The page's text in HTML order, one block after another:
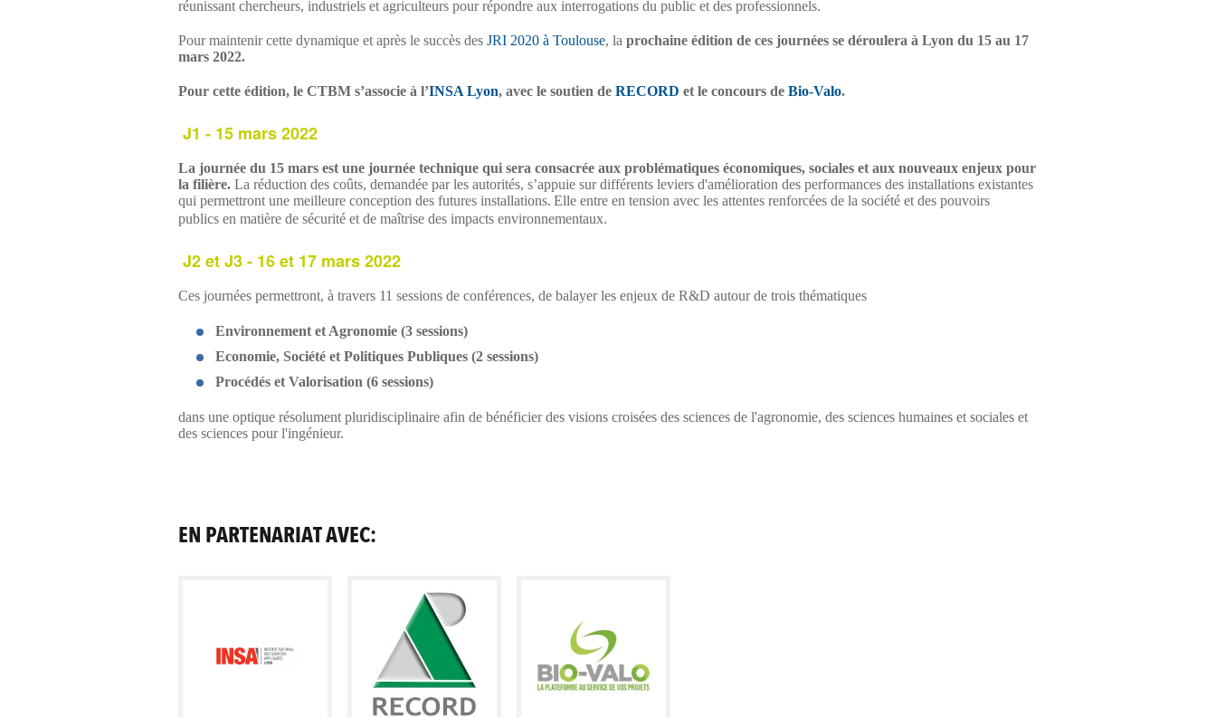
réunissant chercheurs, industriels et agriculteurs pour répondre aux interrogations du public et des professionnels.
Pour maintenir cette dynamique et après le succès des JRI 2020 à Toulouse, la prochaine édition de ces journées se déroulera à Lyon du 15 au 17
mars 2022.
Pour cette édition, le CTBM s’associe à l’INSA Lyon, avec le soutien de RECORD et le concours de Bio-Valo.
J1 - 15 mars 2022
La journée du 15 mars est une journée technique qui sera consacrée aux problématiques économiques, sociales et aux nouveaux enjeux pour
la filière. La réduction des coûts, demandée par les autorités, s’appuie sur différents leviers d'amélioration des performances des installations existantes
qui permettront une meilleure conception des futures installations. Elle entre en tension avec les attentes renforcées de la société et des pouvoirs
publics en matière de sécurité et de maîtrise des impacts environnementaux.
J2 et J3 - 16 et 17 mars 2022
Ces journées permettront, à travers 11 sessions de conférences, de balayer les enjeux de R&D autour de trois thématiques
Environnement et Agronomie (3 sessions)
Economie, Société et Politiques Publiques (2 sessions)
Procédés et Valorisation (6 sessions)
dans une optique résolument pluridisciplinaire afin de bénéficier des visions croisées des sciences de l'agronomie, des sciences humaines et sociales et
des sciences pour l'ingénieur.
EN PARTENARIAT AVEC: